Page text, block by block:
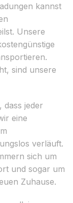
kannst
Unsere
sind unsere
dass jeder
eine
verläuft.
sich um
und sogar um
Zuhause.